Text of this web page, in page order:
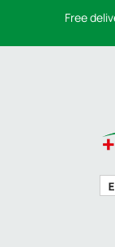
Free